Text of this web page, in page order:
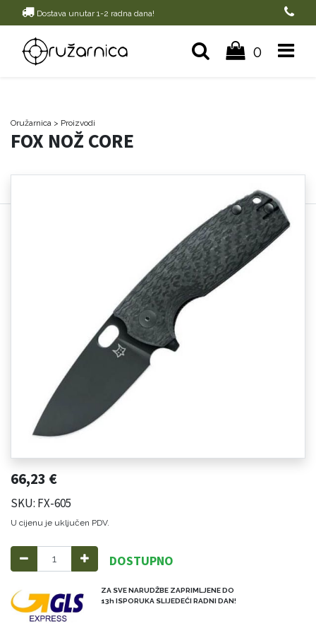
Dostava unutar 1-2 radna dana!
0
Oružarnica > Proizvodi
FOX NOŽ CORE
66,23 €
SKU: FX-605
U cijenu je uključen PDV.
DOSTUPNO
ZA SVE NARUDŽBE ZAPRIMLJENE DO
13h ISPORUKA SLIJEDEĆI RADNI DAN!